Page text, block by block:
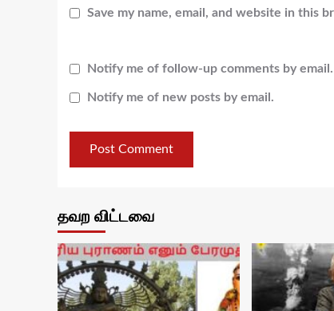
Save my name, email, and website in this
Notify me of follow-up comments by email.
Notify me of new posts by email.
தவற விட்டவை